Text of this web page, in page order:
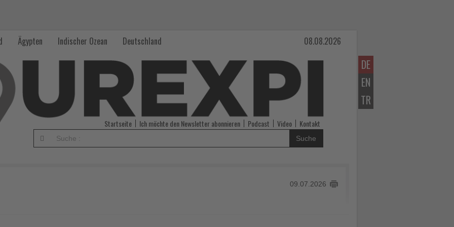
DE
EN
TR
Ägypten Indischer Ozean Deutschland 08.08.2026
Startseite Ich möchte den Newsletter abonnieren Podcast Video Kontakt
Suche
09.07.2026